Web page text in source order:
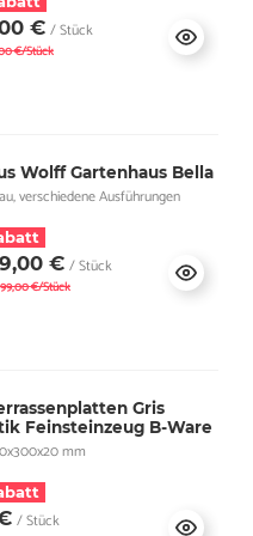
€ / Stück
€/Stück
Wolff Gartenhaus Bella
verschiedene Ausführungen
€ / Stück
€/Stück
Gris
Feinsteinzeug B-Ware
mm
/ Stück